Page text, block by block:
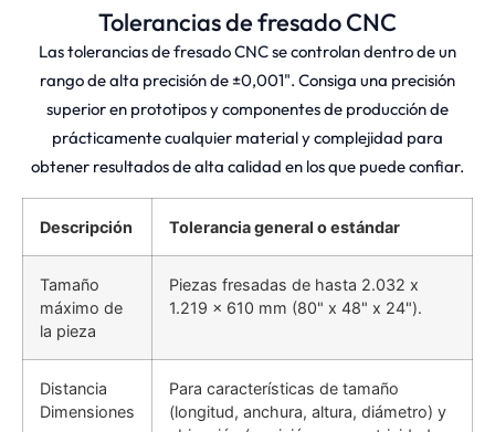
Tolerancias de fresado CNC
Las tolerancias de fresado CNC se controlan dentro de un
rango de alta precisión de ±0,001". Consiga una precisión
superior en prototipos y componentes de producción de
prácticamente cualquier material y complejidad para
obtener resultados de alta calidad en los que puede confiar.
Descripción Tolerancia general o estándar
Tamaño
máximo de
la pieza
Piezas fresadas de hasta 2.032 x
1.219 x 610 mm (80" x 48" x 24").
Distancia
Dimensiones
Para características de tamaño
(longitud, anchura, altura, diámetro) y